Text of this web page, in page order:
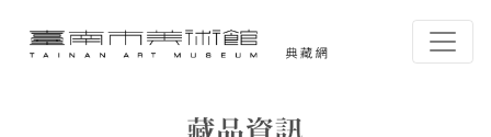
臺南市美術館-典藏網
網頁導覽